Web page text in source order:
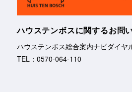
ハウステンボスに関するお問
ハウステンボス総合案内ナビダイヤ
TEL：0570-064-110